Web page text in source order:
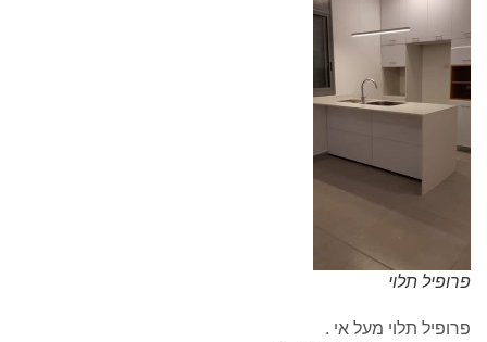
פרופיל תלוי
פרופיל תלוי מעל אי .